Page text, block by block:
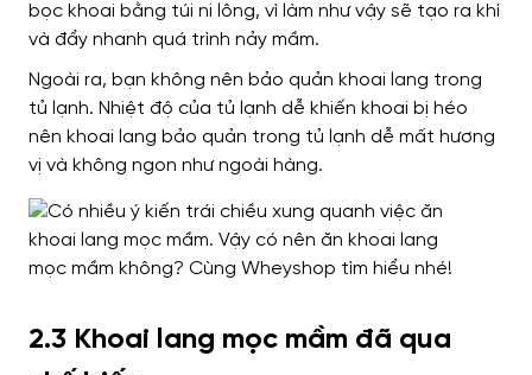
bọc khoai bằng túi ni lông, vì làm như vậy sẽ tạo ra khí
và đẩy nhanh quá trình nảy mầm.
Ngoài ra, bạn không nên bảo quản khoai lang trong
tủ lạnh. Nhiệt độ của tủ lạnh dễ khiến khoai bị héo
nên khoai lang bảo quản trong tủ lạnh dễ mất hương
vị và không ngon như ngoài hàng.
2.3 Khoai lang mọc mầm đã qua